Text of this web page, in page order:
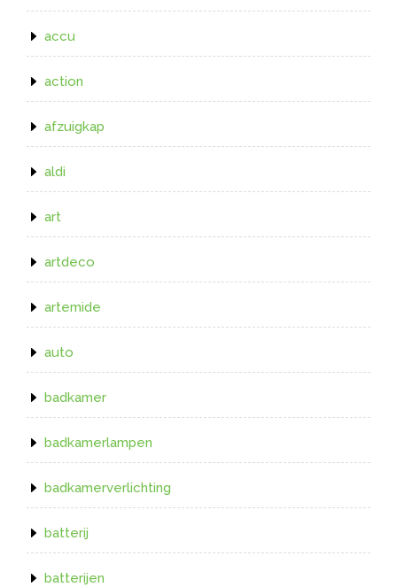
accu
action
afzuigkap
aldi
art
artdeco
artemide
auto
badkamer
badkamerlampen
badkamerverlichting
batterij
batterijen